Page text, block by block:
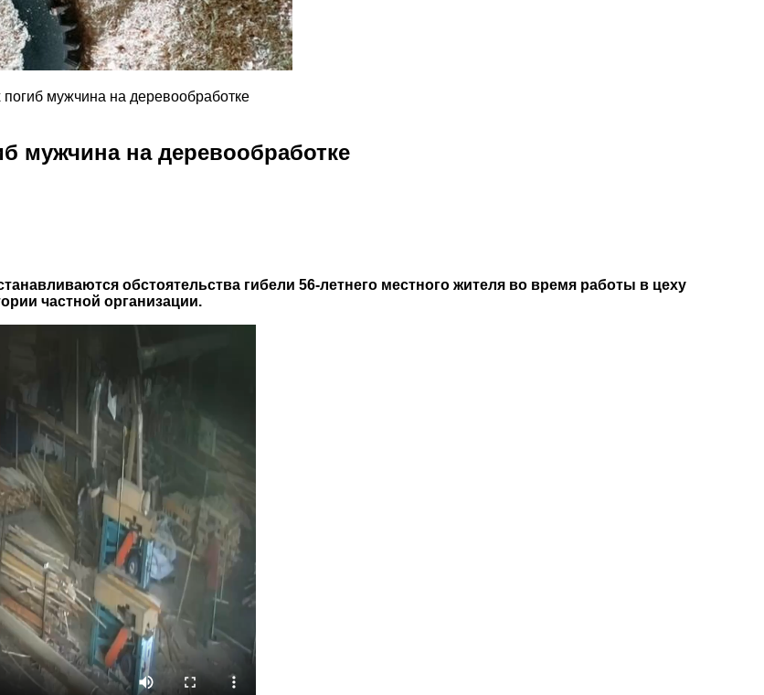
мужчина на деревообработке
мужчина на деревообработке
обстоятельства гибели 56-летнего местного жителя во время работы в цеху
частной организации.